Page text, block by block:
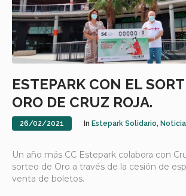
ESTEPARK CON EL
ORO DE CRUZ ROJA.
26/02/2021 In Estepark Solidario,
Un año más CC Estepark colabora con
sorteo de Oro a través de la cesión de
venta de boletos.